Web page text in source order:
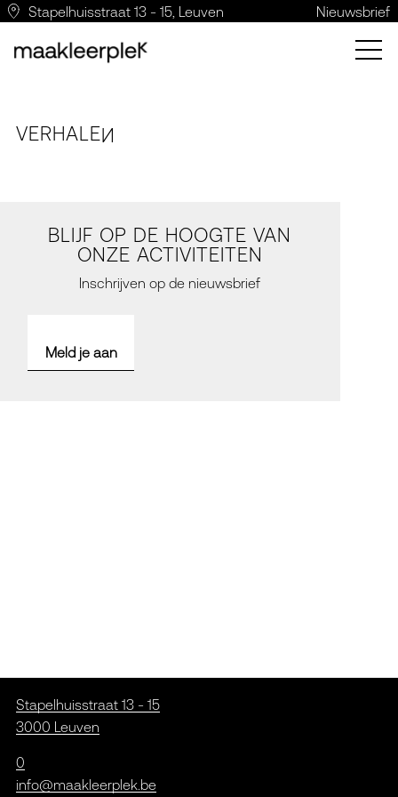
Stapelhuisstraat 13 - 15, Leuven Nieuwsbrief
VERHALEN
BLIJF OP DE HOOGTE VAN
ONZE ACTIVITEITEN
Inschrijven op de nieuwsbrief
Meld je aan
Stapelhuisstraat 13 - 15
3000 Leuven
0
info@maakleerplek.be